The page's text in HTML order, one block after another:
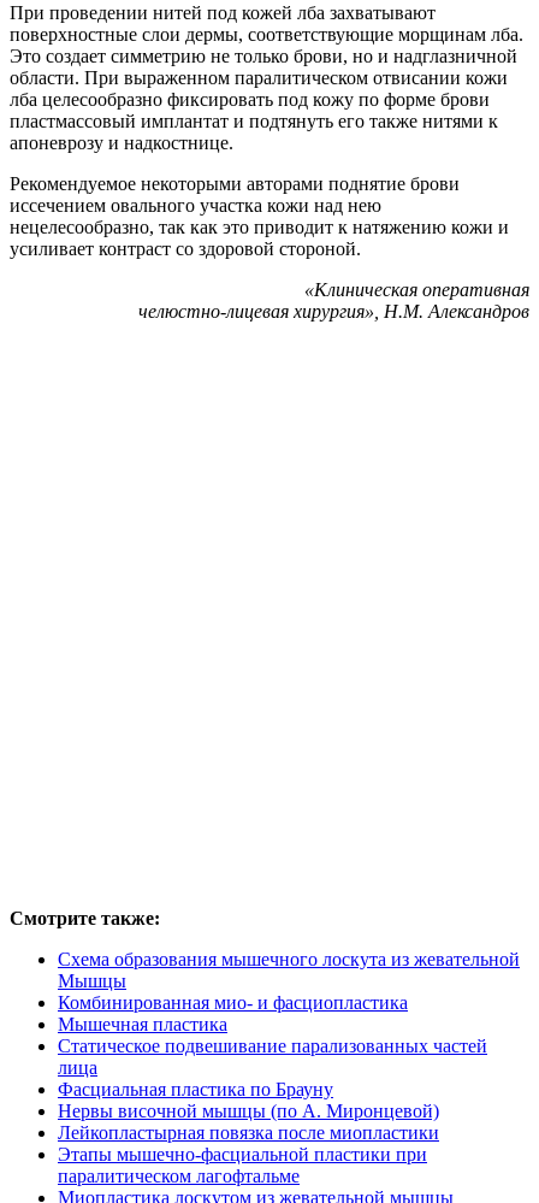
При проведении нитей под кожей лба захватывают
поверхностные слои дермы, соответствующие морщинам лба.
Это создает симметрию не только брови, но и надглазничной
области. При выраженном паралитическом отвисании кожи
лба целесообразно фиксировать под кожу по форме брови
пластмассовый имплантат и подтянуть его также нитями к
апоневрозу и надкостнице.
Рекомендуемое некоторыми авторами поднятие брови
иссечением овального участка кожи над нею
нецелесообразно, так как это приводит к натяжению кожи и
усиливает контраст со здоровой стороной.
«Клиническая оперативная
челюстно-лицевая хирургия», Н.М. Александров
Смотрите также:
Схема образования мышечного лоскута из жевательной
Мышцы
Комбинированная мио- и фасциопластика
Мышечная пластика
Статическое подвешивание парализованных частей
лица
Фасциальная пластика по Брауну
Нервы височной мышцы (по А. Миронцевой)
Лейкопластырная повязка после миопластики
Этапы мышечно-фасциальной пластики при
паралитическом лагофтальме
Миопластика лоскутом из жевательной мышцы